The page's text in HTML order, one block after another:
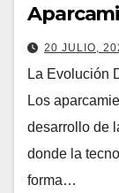
20 JULIO,
La Evolución
Los
desarrollo de
donde la
forma…